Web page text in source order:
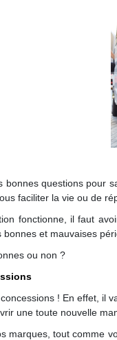
bonnes questions pour
faciliter la vie ou de
fonctionne, il faut
bonnes et mauvaises
ou non ?
! En effet, il
une toute nouvelle
marques, tout comme